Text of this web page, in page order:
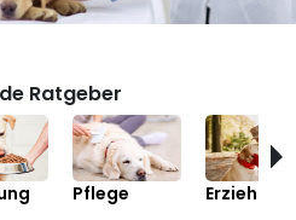
Ratgeber
Pflege Erziehung